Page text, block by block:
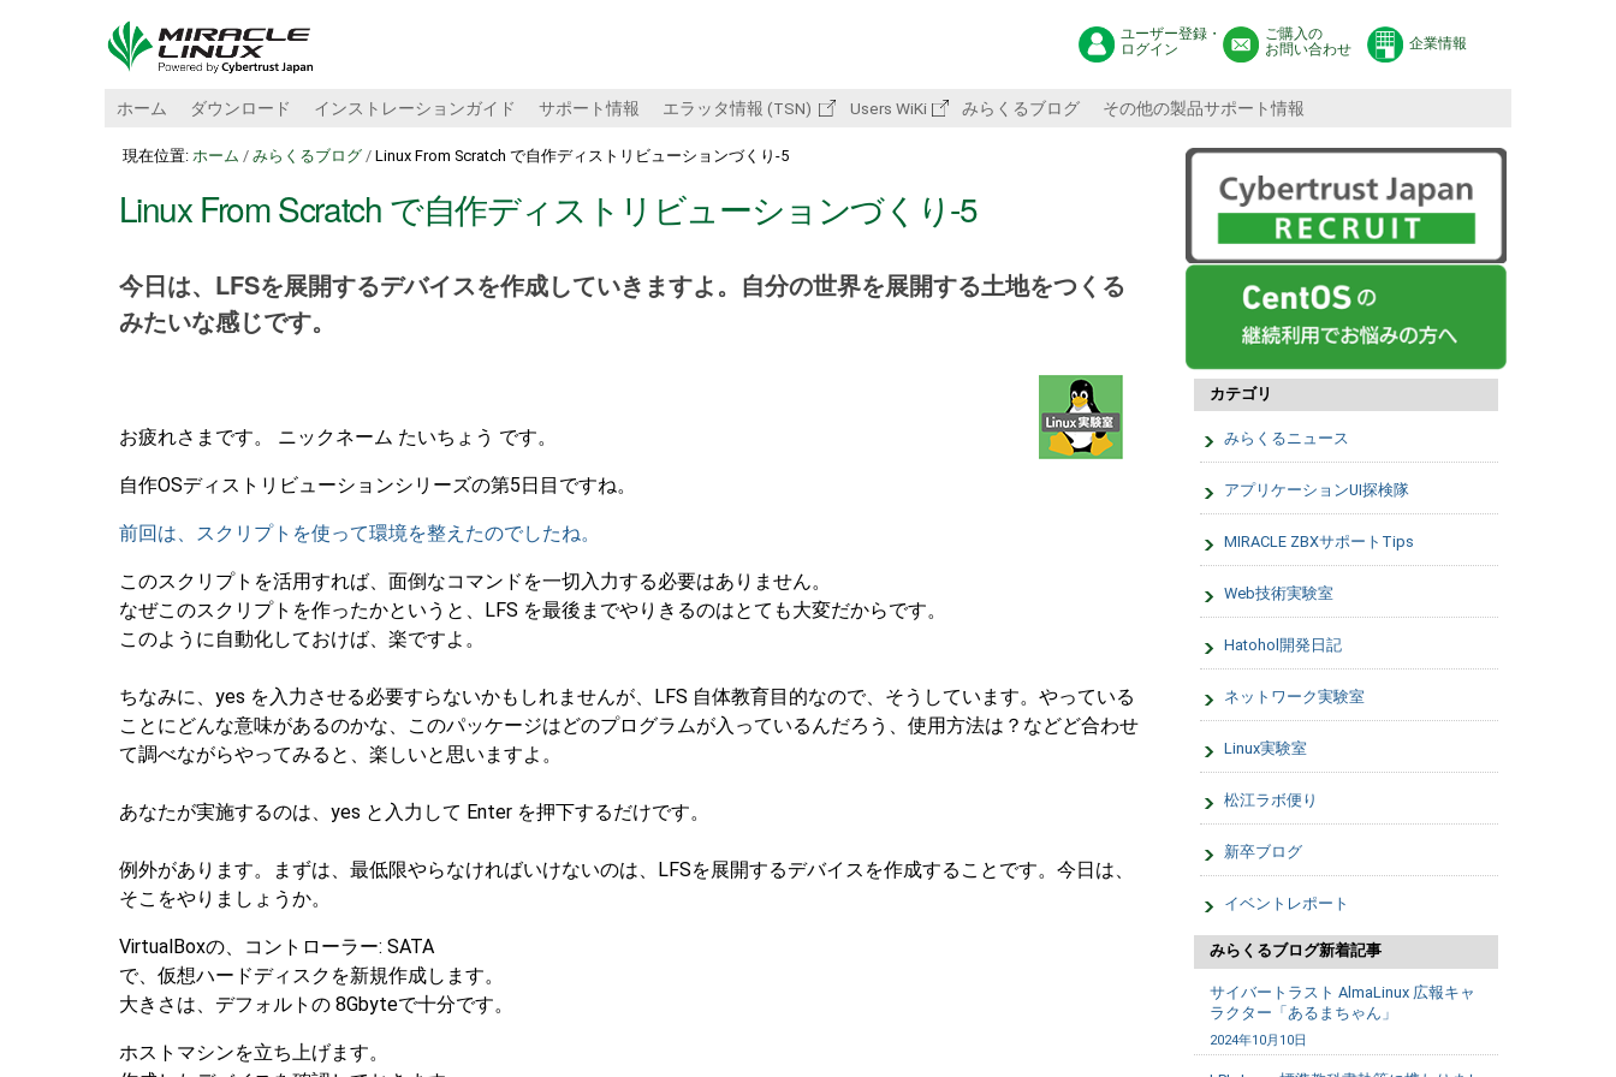
ユーザー登録・
ログイン
ご購入の
お問い合わせ
企業情報
ホーム ダウンロード インストレーションガイド サポート情報 エラッタ情報 (TSN) Users WiKi みらくるブログ その他の製品サポート情報
現在位置: ホーム / みらくるブログ / Linux From Scratch で自作ディストリビューションづくり-5
Linux From Scratch で自作ディストリビューションづくり-5
今日は、LFSを展開するデバイスを作成していきますよ。自分の世界を展開する土地をつくる
みたいな感じです。
お疲れさまです。 ニックネーム たいちょう です。
自作OSディストリビューションシリーズの第5日目ですね。
前回は、スクリプトを使って環境を整えたのでしたね。
このスクリプトを活用すれば、面倒なコマンドを一切入力する必要はありません。
なぜこのスクリプトを作ったかというと、LFS を最後までやりきるのはとても大変だからです。
このように自動化しておけば、楽ですよ。
ちなみに、yes を入力させる必要すらないかもしれませんが、LFS 自体教育目的なので、そうしています。やっている
ことにどんな意味があるのかな、このパッケージはどのプログラムが入っているんだろう、使用方法は？などど合わせ
て調べながらやってみると、楽しいと思いますよ。
あなたが実施するのは、yes と入力して Enter を押下するだけです。
例外があります。まずは、最低限やらなければいけないのは、LFSを展開するデバイスを作成することです。今日は、
そこをやりましょうか。
VirtualBoxの、コントローラー: SATA
で、仮想ハードディスクを新規作成します。
大きさは、デフォルトの 8Gbyteで十分です。
ホストマシンを立ち上げます。
カテゴリ
みらくるニュース
アプリケーションUI探検隊
MIRACLE ZBXサポートTips
Web技術実験室
Hatohol開発日記
ネットワーク実験室
Linux実験室
松江ラボ便り
新卒ブログ
イベントレポート
みらくるブログ新着記事
サイバートラスト AlmaLinux 広報キャ
ラクター「あるまちゃん」
2024年10月10日